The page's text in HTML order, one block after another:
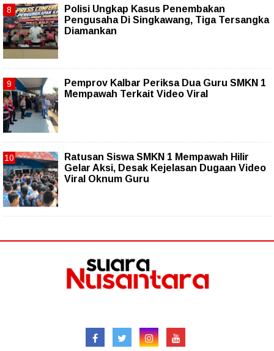
Polisi Ungkap Kasus Penembakan
Pengusaha Di Singkawang, Tiga Tersangka
Diamankan
Pemprov Kalbar Periksa Dua Guru SMKN 1
Mempawah Terkait Video Viral
Ratusan Siswa SMKN 1 Mempawah Hilir
Gelar Aksi, Desak Kejelasan Dugaan Video
Viral Oknum Guru